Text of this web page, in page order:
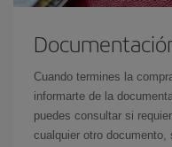
Cuando termines la
informarte de la
puedes consultar si
cualquier otro